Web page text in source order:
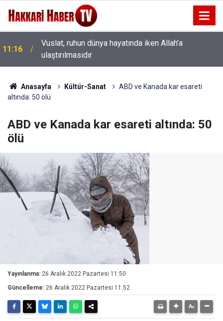
11:16
Vuslat, ruhun dünya hayatında iken Allah’a
ulaştırılmasıdır
Behnaber’den Ayak Kokusu İçin Yeni Ürün
Anasayfa Kültür-Sanat
ABD ve Kanada kar esareti
altında: 50 ölü
ABD ve Kanada kar esareti altında: 50
ölü
Yayınlanma: 26 Aralık 2022 Pazartesi 11:50
Güncelleme: 26 Aralık 2022 Pazartesi 11:52